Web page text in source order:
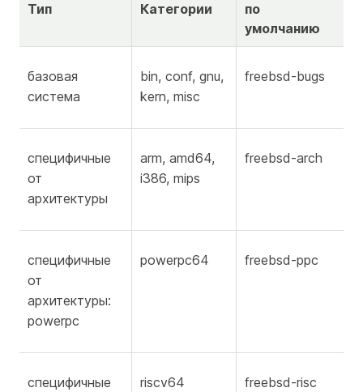
Тип Категории
по
умолчанию
базовая
система
bin, conf, gnu,
kern, misc
freebsd-bugs
специфичные
от
архитектуры
arm, amd64,
i386, mips
freebsd-arch
специфичные
от
архитектуры:
powerpc
powerpc64 freebsd-ppc
специфичные
riscv64 freebsd-risc